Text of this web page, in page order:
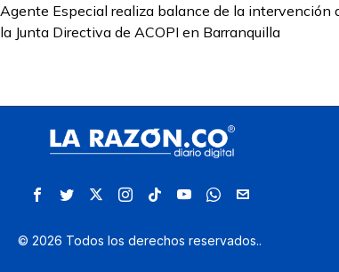
Agente Especial realiza balance de la intervención
la Junta Directiva de ACOPI en Barranquilla
© 2026 Todos los derechos reservados..